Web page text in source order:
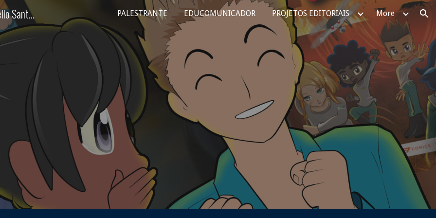
to main content Skip to navigation
Palestras e Assessoria Criativa | Marcello Santos. PALESTRANTE EDUCOMUNICADOR PROJETOS EDITORIAIS More